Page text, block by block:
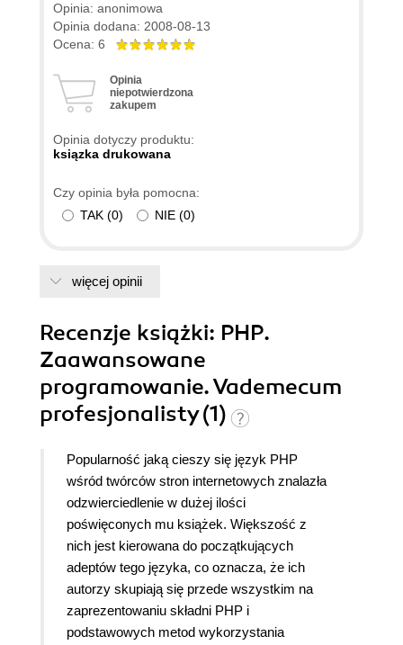
Opinia: anonimowa
Opinia dodana: 2008-08-13
Ocena: 6
Opinia
niepotwierdzona
zakupem
Opinia dotyczy produktu:
ksiązka drukowana
Czy opinia była pomocna:
TAK (0) NIE (0)
więcej opinii
Recenzje książki: PHP.
Zaawansowane
programowanie. Vademecum
profesjonalisty (1)
Popularność jaką cieszy się język PHP
wśród twórców stron internetowych znalazła
odzwierciedlenie w dużej ilości
poświęconych mu książek. Większość z
nich jest kierowana do początkujących
adeptów tego języka, co oznacza, że ich
autorzy skupiają się przede wszystkim na
zaprezentowaniu składni PHP i
podstawowych metod wykorzystania